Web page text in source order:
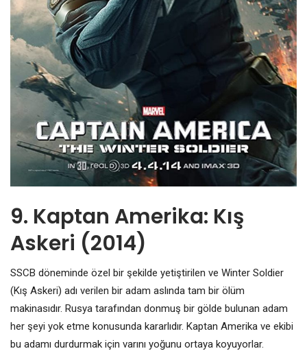
9. Kaptan Amerika: Kış
Askeri (2014)
SSCB döneminde özel bir şekilde yetiştirilen ve Winter Soldier
(Kış Askeri) adı verilen bir adam aslında tam bir ölüm
makinasıdır. Rusya tarafından donmuş bir gölde bulunan adam
her şeyi yok etme konusunda kararlıdır. Kaptan Amerika ve ekibi
bu adamı durdurmak için varını yoğunu ortaya koyuyorlar.